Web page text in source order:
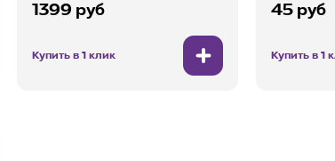
1399 руб
Купить в 1 клик
45 руб
Купить в 1